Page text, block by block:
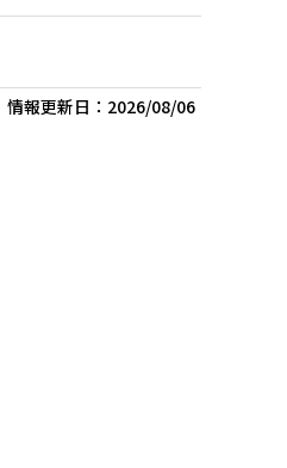
情報更新日： 2026/08/06